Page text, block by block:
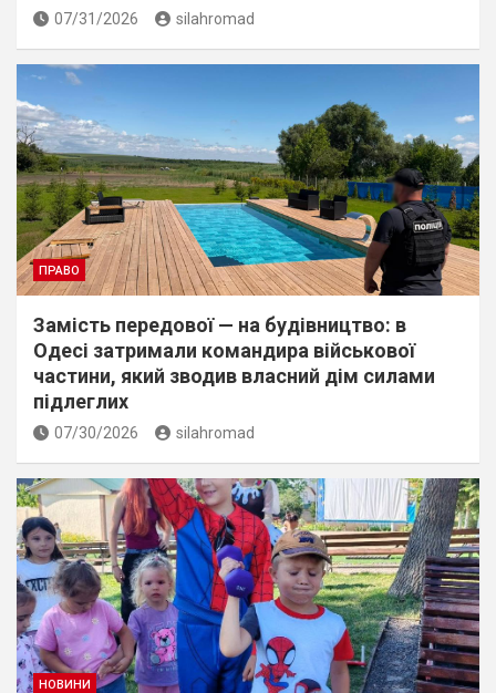
07/31/2026 silahromad
ПРАВО
Замість передової — на будівництво: в
Одесі затримали командира військової
частини, який зводив власний дім силами
підлеглих
07/30/2026 silahromad
НОВИНИ